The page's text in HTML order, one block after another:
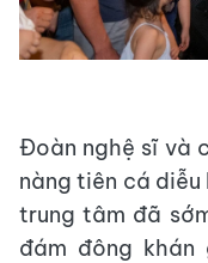
Đoàn nghệ sĩ và
nàng tiên cá
trung tâm đã
đám đông khán